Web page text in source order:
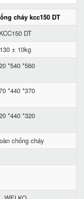
cháy kcc150 DT
KCC150 DT
130 ± 10kg
*540 *560
*440 *370
*440 *320
chống cháy